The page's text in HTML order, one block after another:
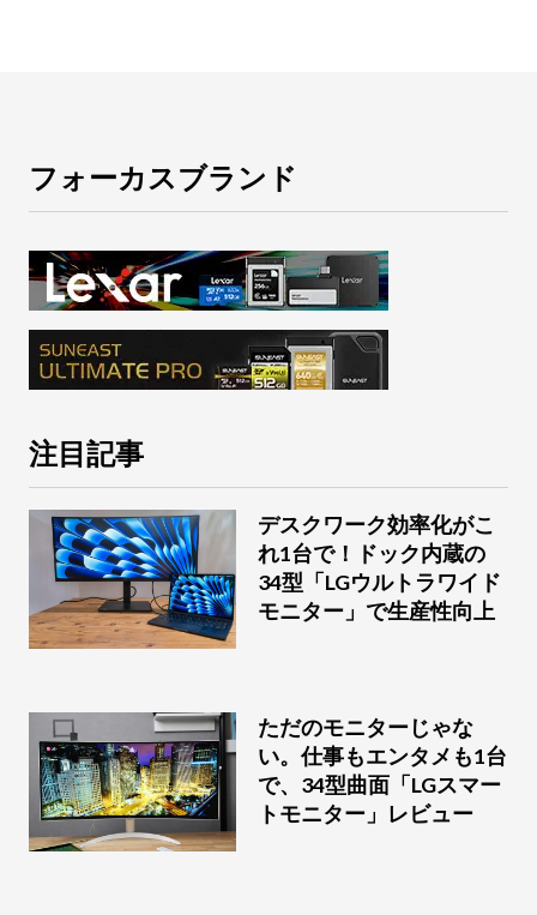
フォーカスブランド
注目記事
デスクワーク効率化がこ
れ1台で！ドック内蔵の
34型「LGウルトラワイド
モニター」で生産性向上
ただのモニターじゃな
い。仕事もエンタメも1台
で、34型曲面「LGスマー
トモニター」レビュー